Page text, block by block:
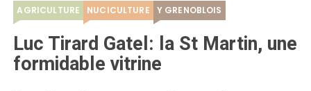
AGRICULTURE NUCICULTURE Y GRENOBLOIS
Luc Tirard Gatel: la St Martin, une
formidable vitrine